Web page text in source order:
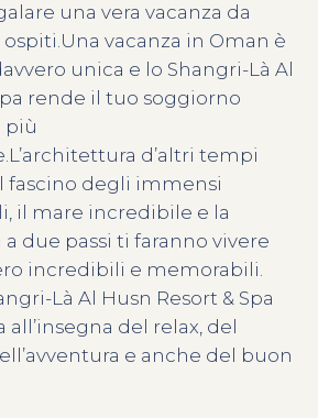
una vera vacanza da
vacanza in Oman è
unica e lo Shangri-Là Al
rende il tuo soggiorno
più
d’altri tempi
fascino degli immensi
il mare incredibile e la
due passi ti faranno vivere
incredibili e memorabili.
Là Al Husn Resort & Spa
all’insegna del relax, del
e anche del buon